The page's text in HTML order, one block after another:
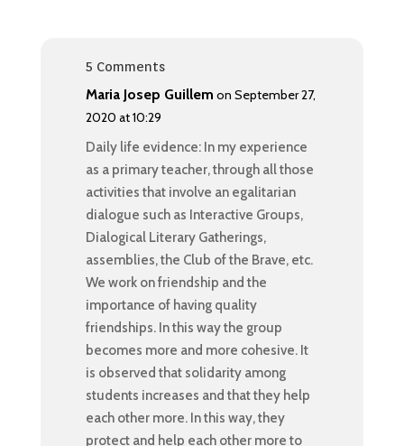
5 Comments
Maria Josep Guillem on September 27,
2020 at 10:29
Daily life evidence: In my experience
as a primary teacher, through all those
activities that involve an egalitarian
dialogue such as Interactive Groups,
Dialogical Literary Gatherings,
assemblies, the Club of the Brave, etc.
We work on friendship and the
importance of having quality
friendships. In this way the group
becomes more and more cohesive. It
is observed that solidarity among
students increases and that they help
each other more. In this way, they
protect and help each other more to